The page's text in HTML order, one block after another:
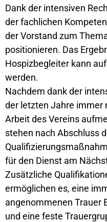
Dank der intensiven
der fachlichen
der Vorstand zum
positionieren. Das
Hospizbegleiter kann
werden.
Nachdem dank der
der letzten Jahre immer
Arbeit des Vereins
stehen nach Abschluss
für den Dienst am
Zusätzliche
ermöglichen es, eine
angenommenen Trauer
und eine feste